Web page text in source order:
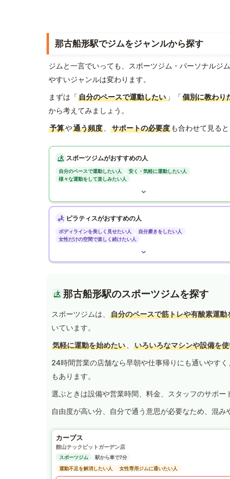
那古船形駅でジムをジャンルから探す
ジムと一言でいっても、スポーツジム・パーソナルジ
やすいジャンルは変わります。
まずは「自分のペースで運動したい 」「個別に教わり
から考えてみましょう。
予算や通う頻度 、 サポートの必要度 も合わせて見る
スポーツジムがおすすめの人
自分のペースで運動したい人
安く・気軽に運動したい人
様々な運動をして楽しみたい人
ピラティスがおすすめの人
ボディラインを美しく見せたい人
自分磨きをしたい人
女性だけの空間で楽しく続けたい人
那古船形駅のスポーツジムを探す
スポーツジムは、 自分のペースで筋トレや有酸素運動
いています。
気軽に運動を始めたい 、 いろいろなマシンや設備を
24時間営業の店舗なら早朝や仕事帰りにも通いやす
もあります。
選ぶときは設備や営業時間、料金、スタッフのサポー
自由度が高い分、自分で通う意思が必要なため、混
カーブス
館山テックピットガーデン店
スポーツジム
駅から車で7分
運動不足を解消したい人
女性専用ジムに通いたい人